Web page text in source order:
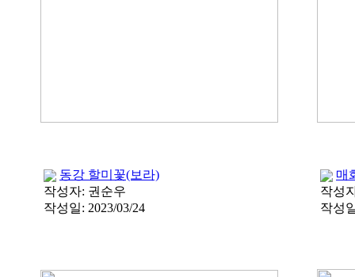
동강 할미꽃(보라)
작성자: 권순우
작성일: 2023/03/24
매
작성
작성